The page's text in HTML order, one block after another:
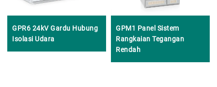
GPR6 24kV Gardu Hubung
Isolasi Udara
GPM1 Panel Sistem
Rangkaian Tegangan
Rendah